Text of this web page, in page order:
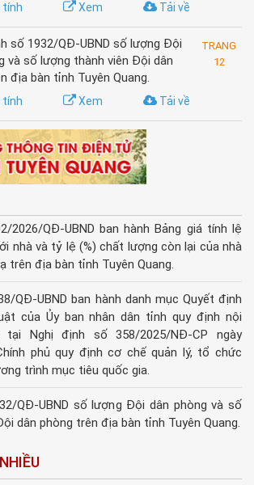
Tải về
Xem
tính
số 1932/QĐ-UBND số lượng Đội
và số lượng thành viên Đội dân
địa bàn tỉnh Tuyên Quang.
Tải về
Xem
tính
TRANG
12
2026/QĐ-UBND ban hành Bảng giá tính lệ
nhà và tỷ lệ (%) chất lượng còn lại của nhà
trên địa bàn tỉnh Tuyên Quang.
QĐ-UBND ban hành danh mục Quyết định
của Ủy ban nhân dân tỉnh quy định nội
Nghị định số 358/2025/NĐ-CP ngày
phủ quy định cơ chế quản lý, tổ chức
trình mục tiêu quốc gia.
QĐ-UBND số lượng Đội dân phòng và số
dân phòng trên địa bàn tỉnh Tuyên Quang.